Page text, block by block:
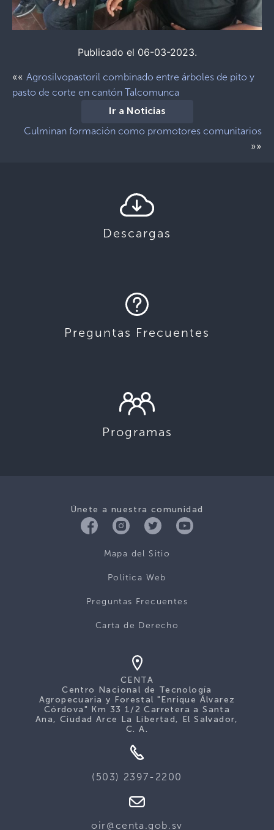
Publicado el 06-03-2023.
«« Agrosilvopastoril combinado entre árboles de pito y
pasto de corte en cantón Talcomunca
Ir a Noticias
Culminan formación como promotores comunitarios
»»
Descargas
Preguntas Frecuentes
Programas
Únete a nuestra comunidad
Mapa del Sitio
Politica Web
Preguntas Frecuentes
Carta de Derecho
CENTA
Centro Nacional de Tecnología
Agropecuaria y Forestal "Enrique Álvarez
Córdova" Km 33 1/2 Carretera a Santa
Ana, Ciudad Arce La Libertad, El Salvador,
C. A.
(503) 2397-2200
oir@centa.gob.sv